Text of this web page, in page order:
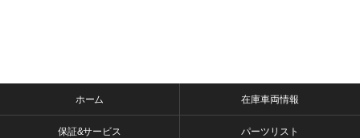
ホーム 在庫車両情報
保証&サービス パーツリスト